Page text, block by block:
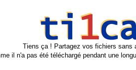
Tiens ça ! Partagez vos fichiers sans
il n'a pas été téléchargé pendant une